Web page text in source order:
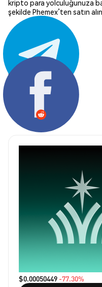
kripto para yolculuğunuza
şekilde Phemex’ten satın
Paylaş:
$0.00050449 -77.30%